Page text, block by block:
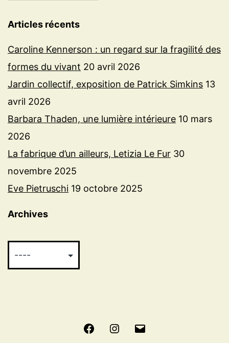
Articles récents
Caroline Kennerson : un regard sur la fragilité des
formes du vivant 20 avril 2026
Jardin collectif, exposition de Patrick Simkins 13
avril 2026
Barbara Thaden, une lumière intérieure 10 mars
2026
La fabrique d’un ailleurs, Letizia Le Fur 30
novembre 2025
Eve Pietruschi 19 octobre 2025
Archives
FacebookInstagram